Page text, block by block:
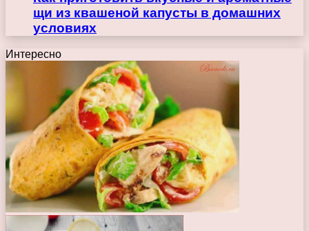
щи из квашеной капусты в домашних
условиях
Интересно